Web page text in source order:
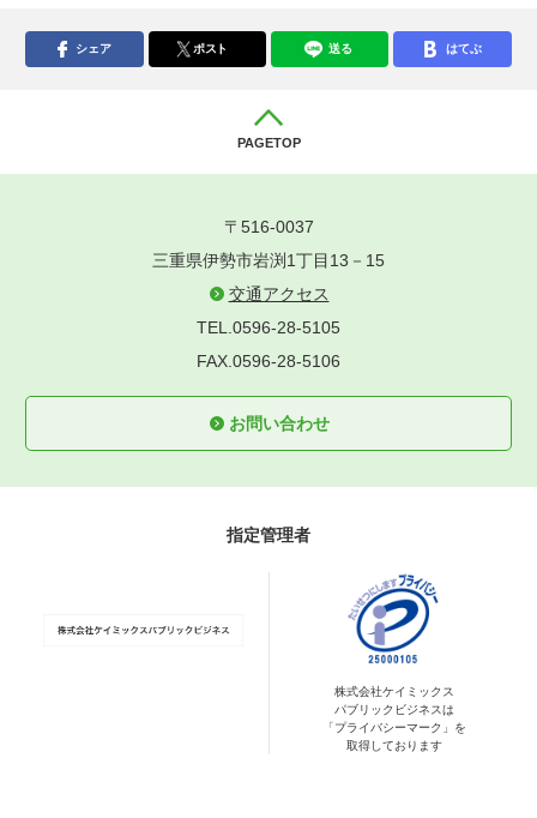
シェア ポスト 送る はてぶ
PAGETOP
〒516-0037
三重県伊勢市岩渕1丁目13－15
交通アクセス
TEL.0596-28-5105
FAX.0596-28-5106
お問い合わせ
指定管理者
株式会社ケイミックス
パブリックビジネスは
「プライバシーマーク」を
取得しております